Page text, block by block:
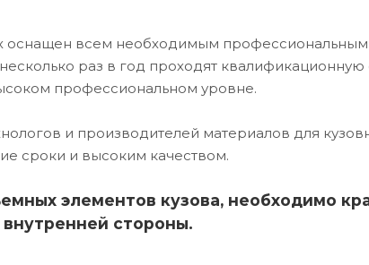
оснащен всем необходимым профессиональным
раз в год проходят квалификационную
профессиональном уровне.
и производителей материалов для
сроки и высоким качеством.
элементов кузова, необходимо
стороны.